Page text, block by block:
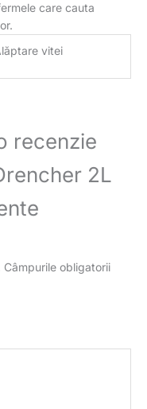
care cauta
vitei
recenzie
2L
Câmpurile obligatorii